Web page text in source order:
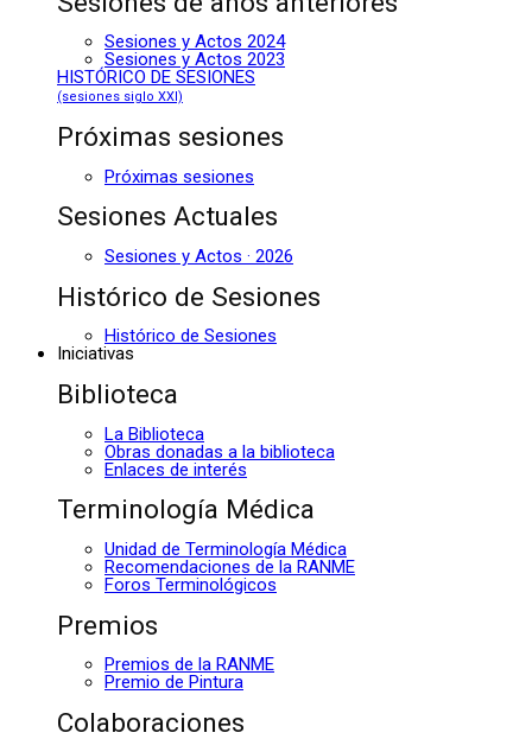
Sesiones y Actos 2024
Sesiones y Actos 2023
HISTÓRICO DE SESIONES
(sesiones siglo XXI)
Próximas sesiones
Próximas sesiones
Sesiones Actuales
Sesiones y Actos · 2026
Histórico de Sesiones
Histórico de Sesiones
Iniciativas
Biblioteca
La Biblioteca
Obras donadas a la biblioteca
Enlaces de interés
Terminología Médica
Unidad de Terminología Médica
Recomendaciones de la RANME
Foros Terminológicos
Premios
Premios de la RANME
Premio de Pintura
Colaboraciones